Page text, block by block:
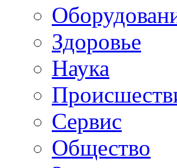
Здоровье
Наука
Сервис
Общество